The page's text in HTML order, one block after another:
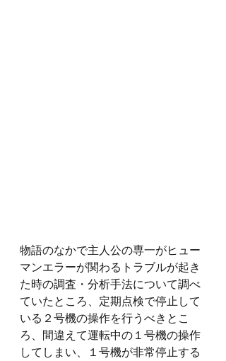
物語のなかで主人公の専一がヒュー
マンエラーが関わるトラブルが起き
た時の調査・分析手法について調べ
ていたところ、定期点検で停止して
いる２号機の操作を行うべきとこ
ろ、間違えて運転中の１号機の操作
してしまい、１号機が非常停止する